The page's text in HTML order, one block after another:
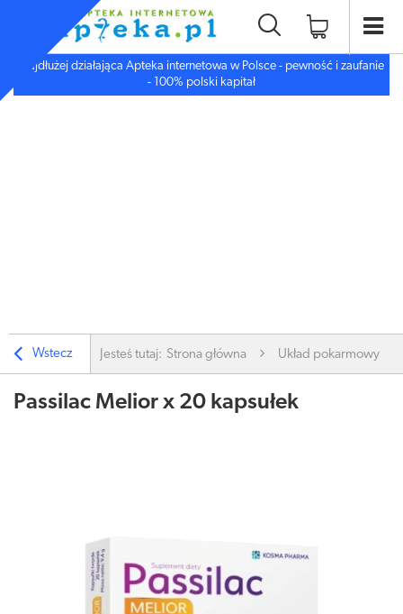
Najdłużej działająca Apteka internetowa w Polsce - pewność i zaufanie
- 100% polski kapitał
Wstecz Jesteś tutaj: Strona główna Układ pokarmowy
Passilac Melior x 20 kapsułek